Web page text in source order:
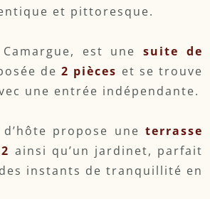
et pittoresque.
Camargue, est unesuite de
de 2 pièces et se trouve
une entrée indépendante.
propose une terrasse
ainsi qu’un jardinet, parfait
instants de tranquillité en